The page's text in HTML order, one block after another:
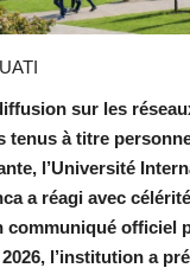
العربية
sur les
tenus à titre
l’Université
a réagi avec
communiqué officiel
l’institution a